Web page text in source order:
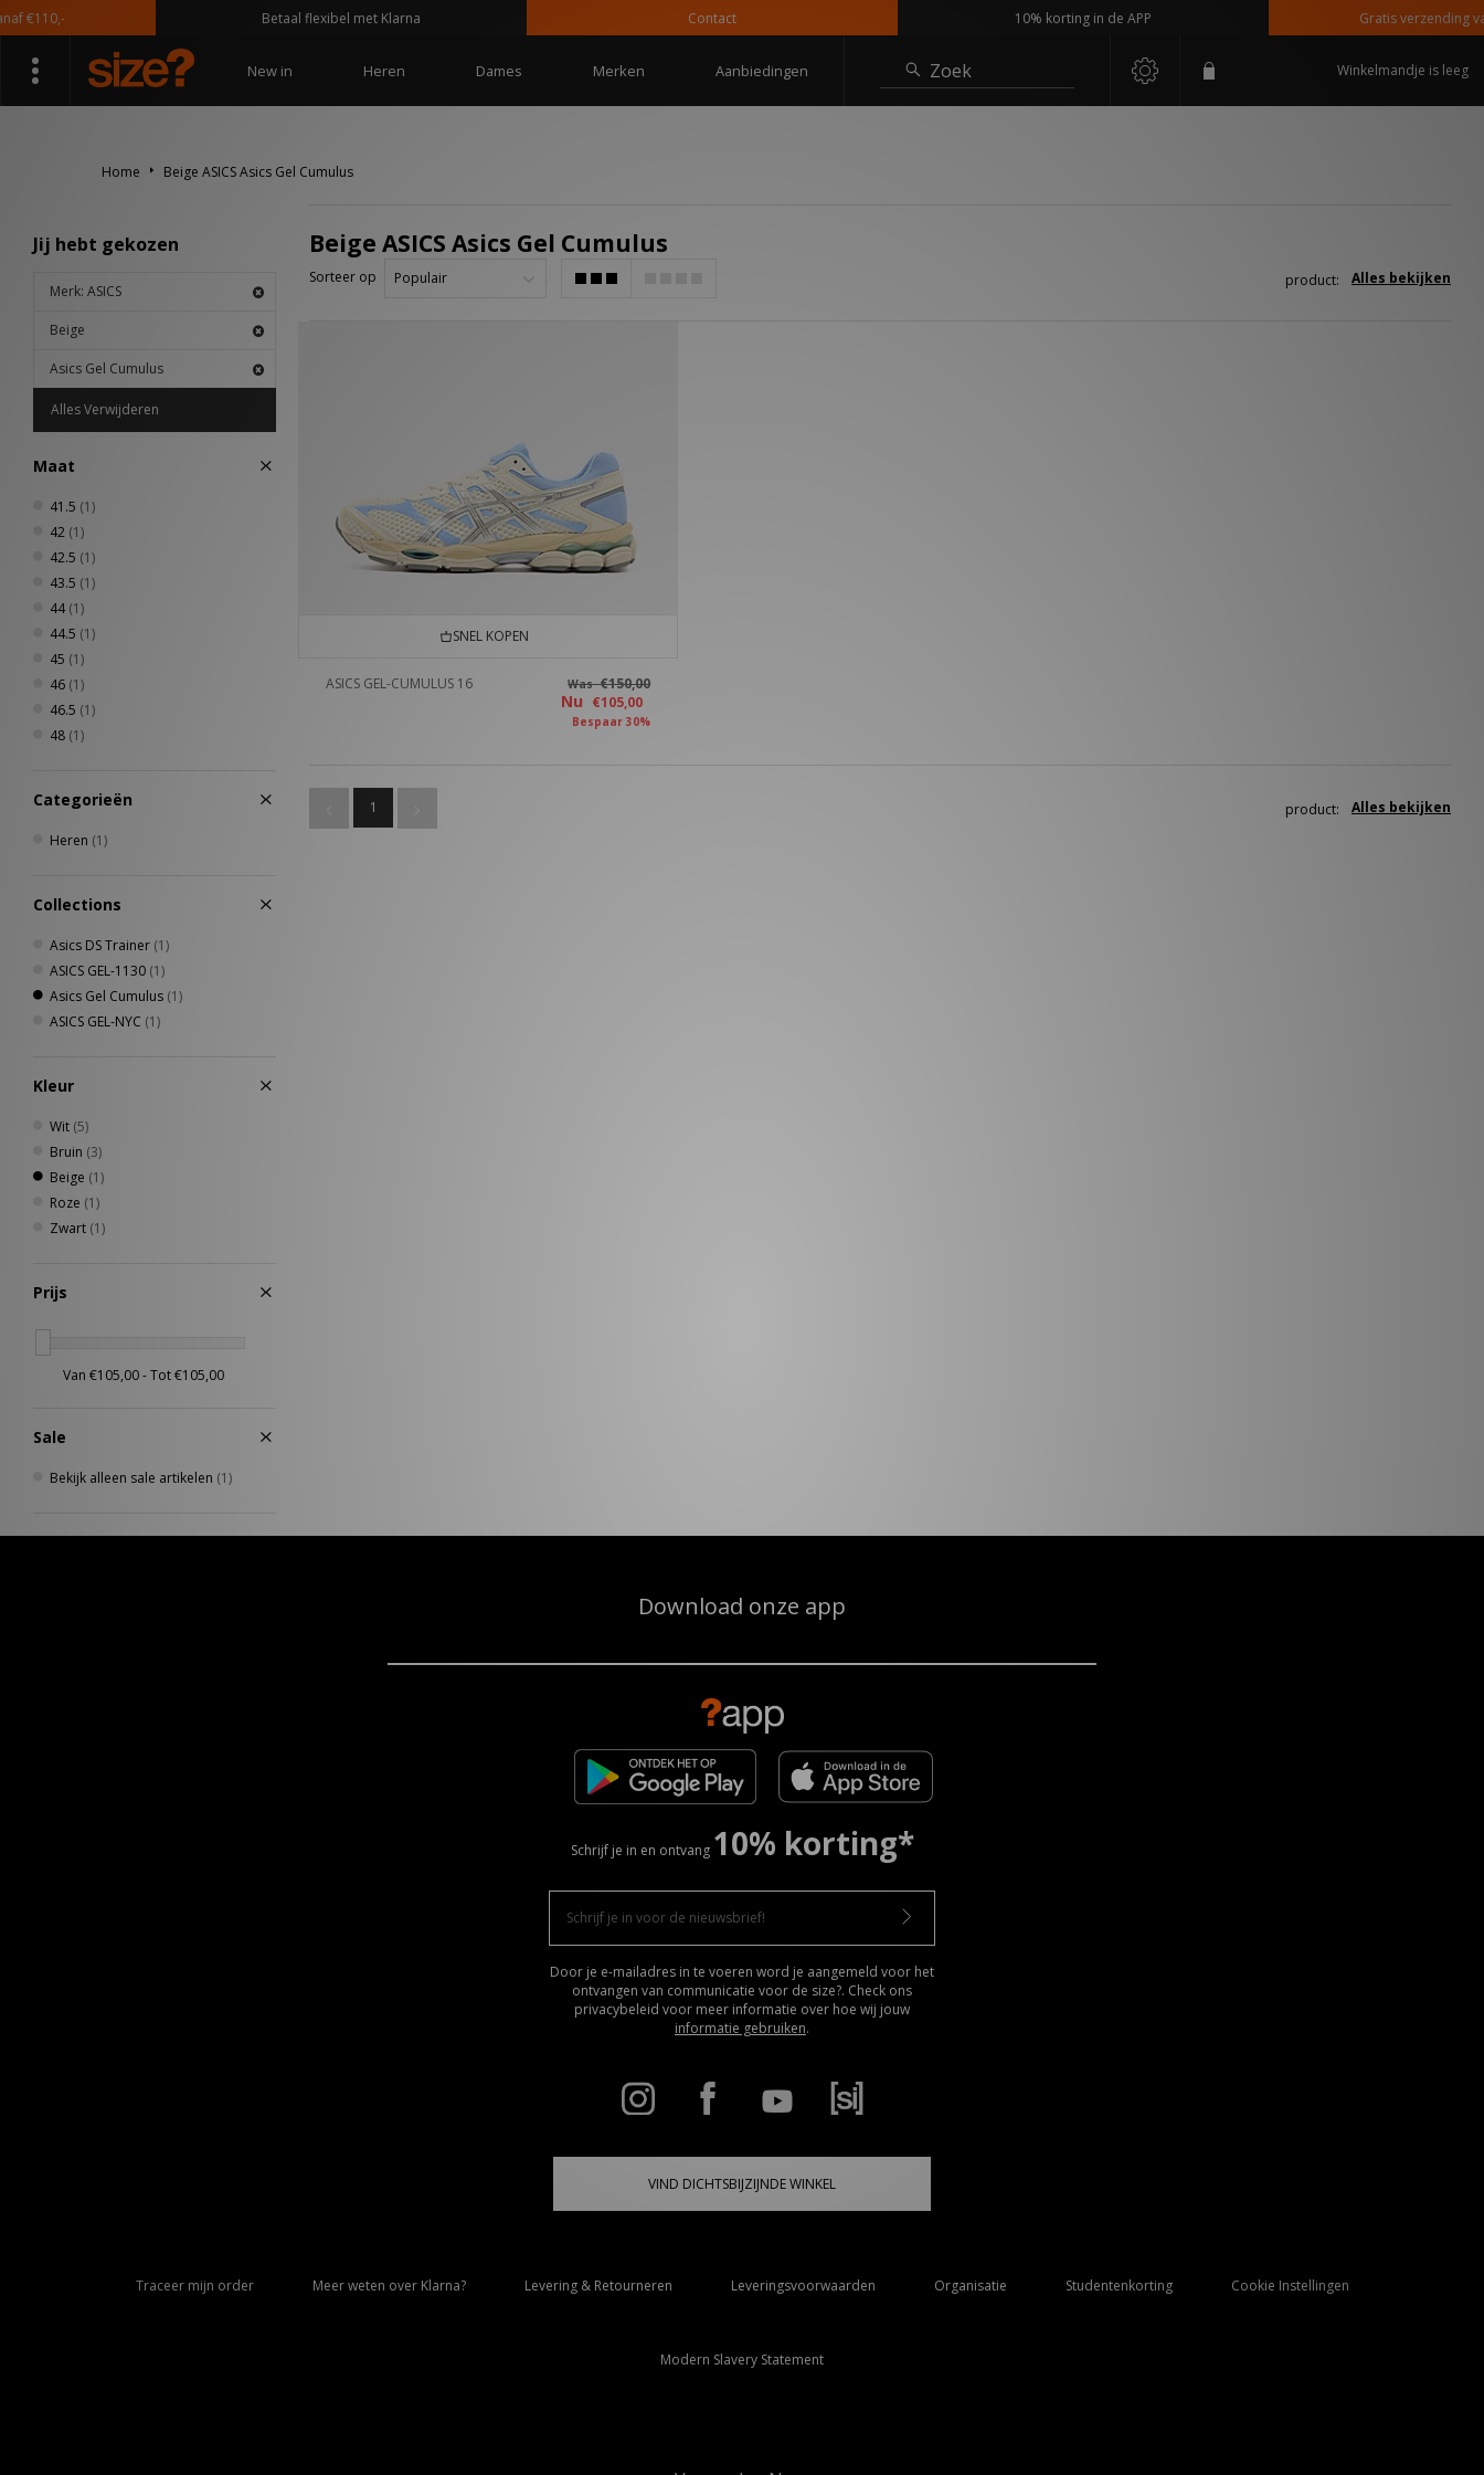
€110,- Betaal flexibel met Klarna Contact 10% korting in de APP Gratis verzending
New in Heren Dames Merken Aanbiedingen Zoek Winkelmandje is leeg
Home Beige ASICS Asics Gel Cumulus
Jij hebt gekozen
Merk: ASICS
Beige
Asics Gel Cumulus
Alles Verwijderen
Maat
41.5 (1)
42 (1)
42.5 (1)
43.5 (1)
44(1)
44.5 (1)
45 (1)
46 (1)
46.5 (1)
48 (1)
Categorieën
Heren (1)
Collections
Asics DS Trainer (1)
ASICS GEL-1130 (1)
Asics Gel Cumulus (1)
ASICS GEL-NYC (1)
Kleur
Wit (5)
Bruin (3)
Beige (1)
Roze (1)
Zwart (1)
Prijs
Sale
Bekijk alleen sale artikelen (1)
Beige ASICS Asics Gel Cumulus
Sorteer op Alles bekijken
product:
SNEL KOPEN
ASICS GEL-CUMULUS 16 Was€150,00
Nu €105,00
Bespaar 30%
1 Alles bekijken
product:
Download onze app
Schrijf je in en ontvang 10% korting*
Door je e-mailadres in te voeren word je aangemeld voor het
ontvangen van communicatie voor de size?. Check ons
privacybeleid voor meer informatie over hoe wij jouw
informatie gebruiken.
VIND DICHTSBIJZIJNDE WINKEL
Traceer mijn order Meer weten over Klarna? Levering & Retourneren Leveringsvoorwaarden Organisatie Studentenkorting Cookie Instellingen
Modern Slavery Statement